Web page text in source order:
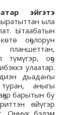
эйгэтэ
ыла
Ытаабатын
оҕолорун
түмүгэр, оҕо
улаатар.
дьадаҥы
аныгы
барытын бу
өйүгэр
Оннук бэлэм